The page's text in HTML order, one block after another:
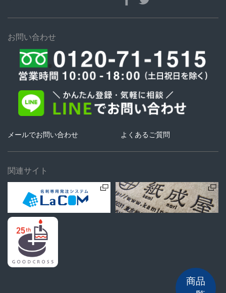
お問い合わせ
メールでお問い合わせ よくあるご質問
関連サイト
商品